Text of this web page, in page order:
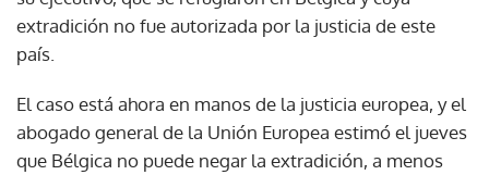
extradición no fue autorizada por la justicia de este
país.
El caso está ahora en manos de la justicia europea, y el
abogado general de la Unión Europea estimó el jueves
que Bélgica no puede negar la extradición, a menos